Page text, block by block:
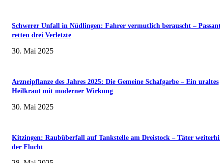
Schwerer Unfall in Nüdlingen: Fahrer vermutlich berauscht –
retten drei Verletzte
30. Mai 2025
Arzneipflanze des Jahres 2025: Die Gemeine Schafgarbe – Ein uraltes
Heilkraut mit moderner Wirkung
30. Mai 2025
Kitzingen: Raubüberfall auf Tankstelle am Dreistock – Täter
der Flucht